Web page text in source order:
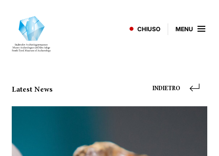
CHIUSO MENU
Latest News INDIETRO